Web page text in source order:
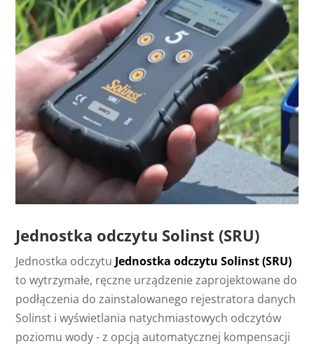
Jednostka odczytu Solinst (SRU)
Jednostka odczytu Jednostka odczytu Solinst (SRU)
to wytrzymałe, ręczne urządzenie zaprojektowane do
podłączenia do zainstalowanego rejestratora danych
Solinst i wyświetlania natychmiastowych odczytów
poziomu wody - z opcją automatycznej kompensacji